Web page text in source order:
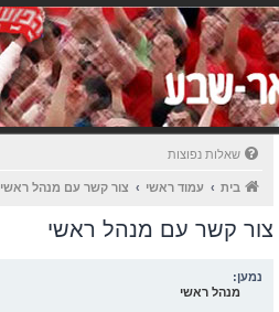
שאלות נפוצות
בית עמוד ראשי צור קשר עם מנהל ראשי
צור קשר עם מנהל ראשי
נמען:
מנהל ראשי